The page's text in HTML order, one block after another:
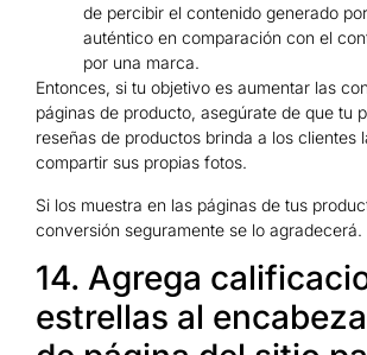
de percibir el contenido generado
auténtico en comparación con el
por una marca.
Entonces, si tu objetivo es aumentar las
páginas de producto, asegúrate de que tu
reseñas de productos brinda a los clientes
compartir sus propias fotos.
Si los muestra en las páginas de tus
conversión seguramente se lo agradecerá.
14. Agrega
estrellas al